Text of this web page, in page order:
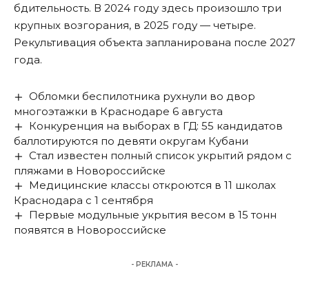
бдительность. В 2024 году здесь произошло три
крупных возгорания, в 2025 году — четыре.
Рекультивация объекта запланирована после 2027
года.
Обломки беспилотника рухнули во двор
многоэтажки в Краснодаре 6 августа
Конкуренция на выборах в ГД: 55 кандидатов
баллотируются по девяти округам Кубани
Стал известен полный список укрытий рядом с
пляжами в Новороссийске
Медицинские классы откроются в 11 школах
Краснодара с 1 сентября
Первые модульные укрытия весом в 15 тонн
появятся в Новороссийске
- РЕКЛАМА -